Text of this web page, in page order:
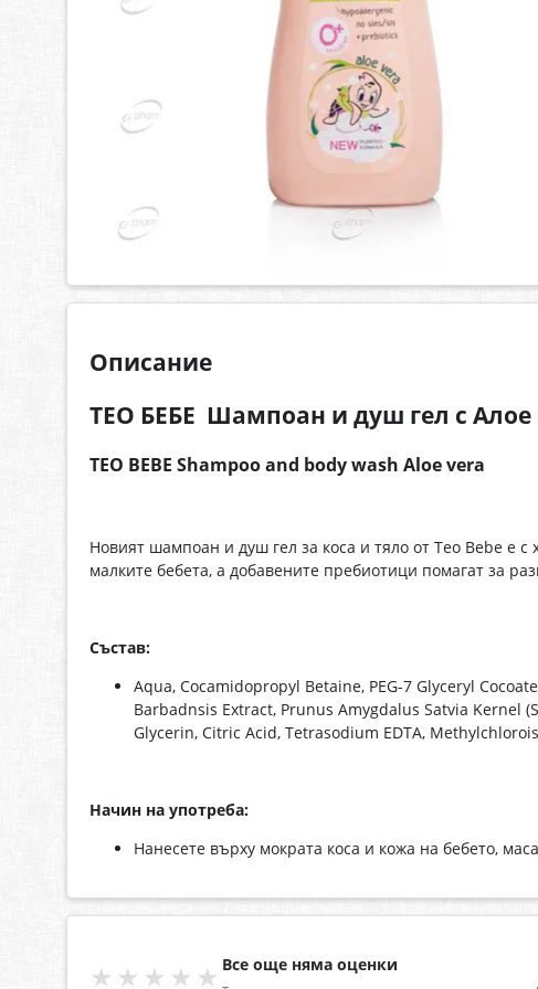
Описание
ТЕО БЕБЕ Шампоан и душ гел с Алое
TEO BEBE Shampoo and body wash Aloe vera
Новият шампоан и душ гел за коса и тяло от Teo Bebe е
малките бебета, а добавените пребиотици помагат за
Състав:
Аqua, Cocamidopropyl Betaine, PEG-7 Glyceryl
Barbadnsis Extract, Prunus Amygdalus Satvia Kernel
Glycerin, Citric Acid, Tetrasodium EDTA,
Начин на употреба:
Нанесете върху мократа коса и кожа на бебето,
★★★★★ Все още няма оценки